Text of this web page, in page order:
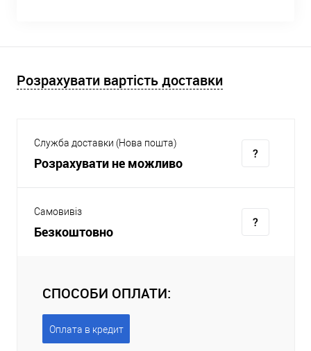
Розрахувати вартість доставки
Служба доставки (Нова пошта)
Розрахувати не можливо
Самовивіз
Безкоштовно
СПОСОБИ ОПЛАТИ:
Оплата в кредит